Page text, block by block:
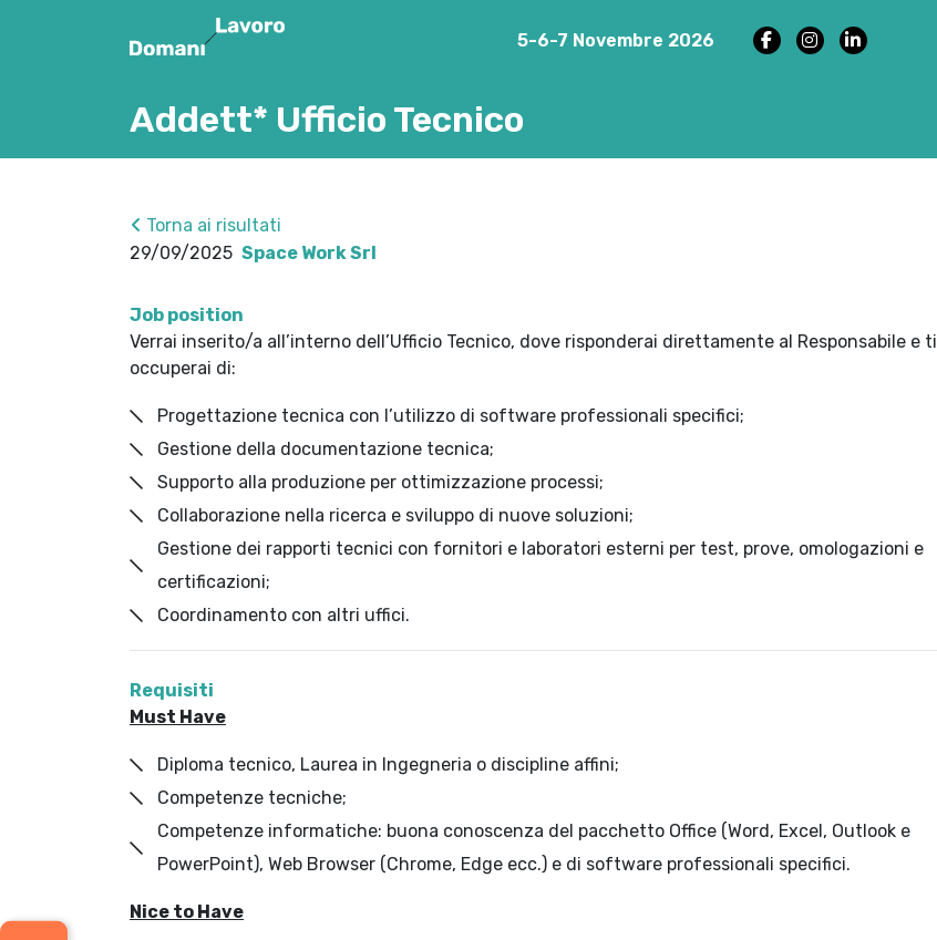
5-6-7 Novembre 2026
Addett* Ufficio Tecnico
Torna ai risultati
29/09/2025 Space Work Srl
Job position
Verrai inserito/a all’interno dell’Ufficio Tecnico, dove risponderai direttamente al Responsabile e ti
occuperai di:
Progettazione tecnica con l’utilizzo di software professionali specifici;
Gestione della documentazione tecnica;
Supporto alla produzione per ottimizzazione processi;
Collaborazione nella ricerca e sviluppo di nuove soluzioni;
Gestione dei rapporti tecnici con fornitori e laboratori esterni per test, prove, omologazioni e
certificazioni;
Coordinamento con altri uffici.
Requisiti
Must Have
Diploma tecnico, Laurea in Ingegneria o discipline affini;
Competenze tecniche;
Competenze informatiche: buona conoscenza del pacchetto Office (Word, Excel, Outlook e
PowerPoint), Web Browser (Chrome, Edge ecc.) e di software professionali specifici.
Nice to Have